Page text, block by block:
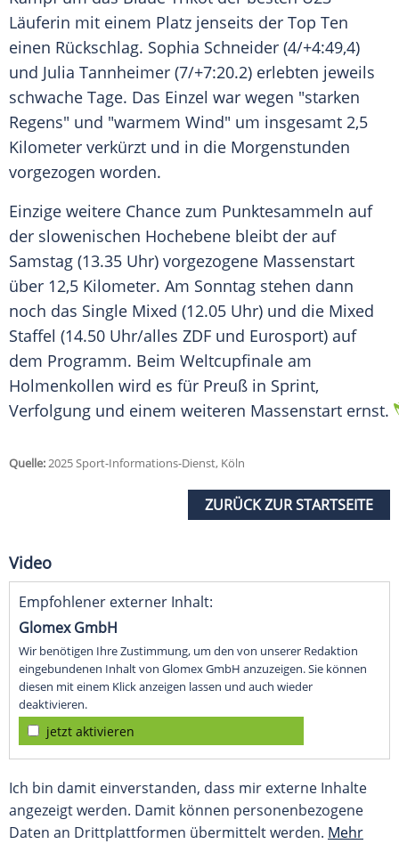
Läuferin mit einem Platz jenseits der Top Ten
einen Rückschlag. Sophia Schneider (4/+4:49,4)
und Julia Tannheimer (7/+7:20.2) erlebten jeweils
schwache Tage. Das Einzel war wegen "starken
Regens" und "warmem Wind" um insgesamt 2,5
Kilometer verkürzt und in die Morgenstunden
vorgezogen worden.
Einzige weitere Chance zum Punktesammeln auf
der slowenischen Hochebene bleibt der auf
Samstag (13.35 Uhr) vorgezogene Massenstart
über 12,5 Kilometer. Am Sonntag stehen dann
noch das Single Mixed (12.05 Uhr) und die Mixed
Staffel (14.50 Uhr/alles ZDF und Eurosport) auf
dem Programm. Beim Weltcupfinale am
Holmenkollen wird es für Preuß in Sprint,
Verfolgung und einem weiteren Massenstart ernst.
Quelle:2025 Sport-Informations-Dienst, Köln
ZURÜCK ZUR STARTSEITE
Video
Empfohlener externer Inhalt:
Glomex GmbH
Wir benötigen Ihre Zustimmung, um den von unserer Redaktion
eingebundenen Inhalt von Glomex GmbH anzuzeigen. Sie können
diesen mit einem Klick anzeigen lassen und auch wieder
deaktivieren.
jetzt aktivieren
Ich bin damit einverstanden, dass mir externe Inhalte
angezeigt werden. Damit können personenbezogene
Daten an Drittplattformen übermittelt werden. Mehr